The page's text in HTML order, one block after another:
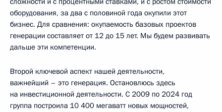
оборудования, за два с половиной года окупили этот
бизнес. Для сравнения: окупаемость базовых проектов
генерации составляет от 12 до 15 лет. Мы будем развивать
дальше эти компетенции.
Второй ключевой аспект нашей деятельности,
важнейший – это генерация. Остановлюсь здесь
на инвестиционной деятельности. С 2009 по 2024 год
группа построила 10 400 мегаватт новых мощностей,